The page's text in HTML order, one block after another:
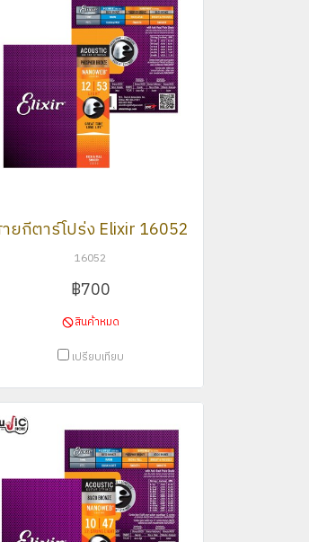
ยกีตาร์โปร่ง Elixir 16052
16052
฿700
สินค้าหมด
เปรียบเทียบ